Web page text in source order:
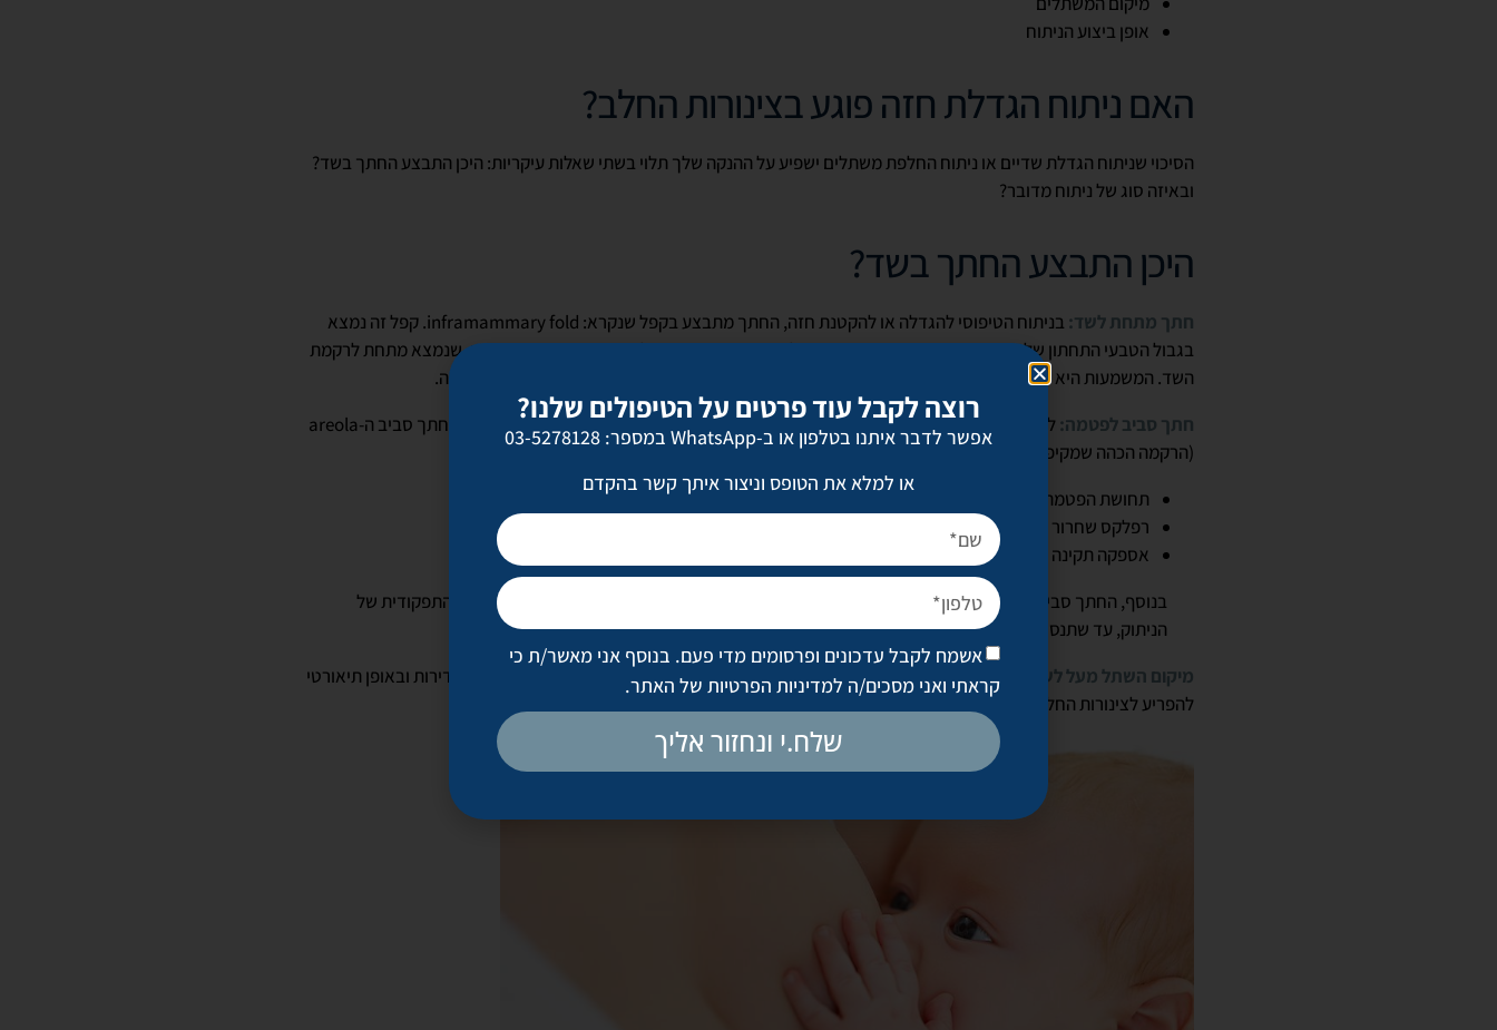
אופן ביצוע הניתוח
האם ניתוח הגדלת חזה פוגע בצינורות החלב?
הסיכוי שניתוח הגדלת שדיים או ניתוח החלפת משתלים ישפיע על ההנקה שלך תלוי בשתי שאלות עיקריות: היכן התבצע החתך בשד?
ובאיזה סוג של ניתוח מדובר?
היכן התבצע החתך בשד?
חתך מתחת לשד: בניתוח הטיפוסי להגדלה או להקטנת חזה, החתך מתבצע בקפל שנקרא: inframammary fold. קפל זה נמצא
בגבול הטבעי התחתון של השד, בנקודה שבה השד מתחבר לחזה. בניתוח זה השתל מונח מאחורי שריר החזה, שנמצא מתחת לרקמת
השד. המשמעות היא שהתעלות והצינורות באזור השדיים, הקשורים לחלב האם, נותרים שלמים ומחוברים לפטמה.
חתך סביב לפטמה: לפעמים, לרוב מסיבות קוסמטיות וכדי שהצלקת תהיה פחות גלויה, עולה הצורך לבצע את החתך סביב ה-areola
(הרקמה הכהה שמקיפה את הפטמה). חתך סביב הפטמה עלול להשפיע על:
תחושת הפטמה
רפלקס שחרור החלב
אספקה תקינה של חלב האם
בנוסף, החתך סביב הפטמה עלול לגרום לניתוק תעלות מסוימות בשד, אבל, לא תוכלי לדעת את המשמעות התפקודית של
הניתוק, עד שתנסי להניק.
מיקום השתל מעל לשריר החזה:סוג זה של ניתוח שד מתבצע במקרים נדירים בלבד, והוא עלול לעיתים מאד נדירות ובאופן תיאורטי
להפריע לצינורות החלב.
רוצה לקבל עוד פרטים על הטיפולים שלנו?
אפשר לדבר איתנו בטלפון או ב-WhatsApp במספר: 03-5278128
או למלא את הטופס וניצור איתך קשר בהקדם
אשמח לקבל עדכונים ופרסומים מדי פעם. בנוסף אני מאשר/ת כי
קראתי ואני מסכים/ה למדיניות הפרטיות של האתר.
שלח.י ונחזור אליך